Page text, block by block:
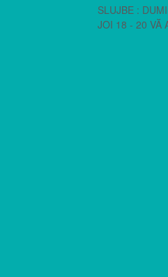
SLUJBE :
JOI 18 - 20 VĂ